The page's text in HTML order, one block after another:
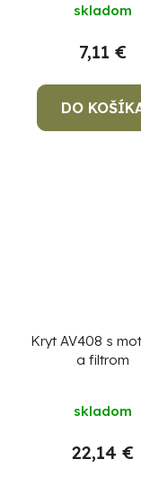
skladom
7,11 €
DO
Kryt AV408 s
a filtrom
skladom
22,14 €